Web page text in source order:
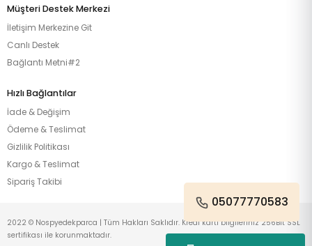
Müşteri Destek Merkezi
İletişim Merkezine Git
Canlı Destek
Bağlantı Metni#2
Hızlı Bağlantılar
İade & Değişim
Ödeme & Teslimat
Gizlilik Politikası
Kargo & Teslimat
Sipariş Takibi
05077770583
2022 © Nospyedekparca | Tüm Hakları Saklıdır. Kredi kartı bilgileriniz 256Bit SSL
sertifikası ile korunmaktadır.